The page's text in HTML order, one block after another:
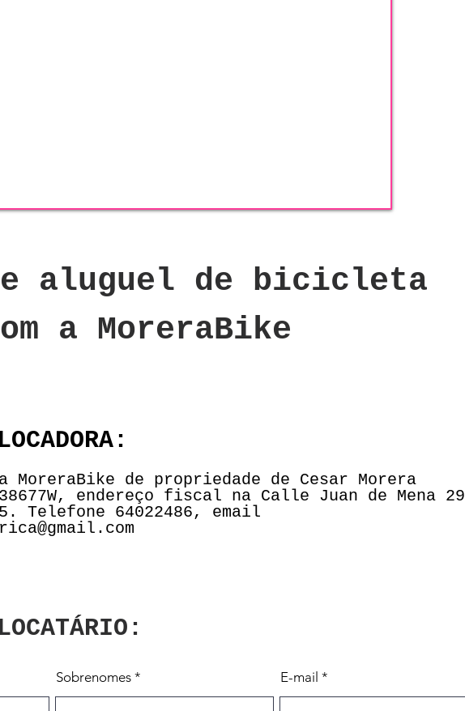
aluguel de bicicleta
a MoreraBike
MoreraBike de propriedade de Cesar Morera
endereço fiscal na Calle Juan de Mena 29
Telefone 64022486, email
Sobrenomes E-mail